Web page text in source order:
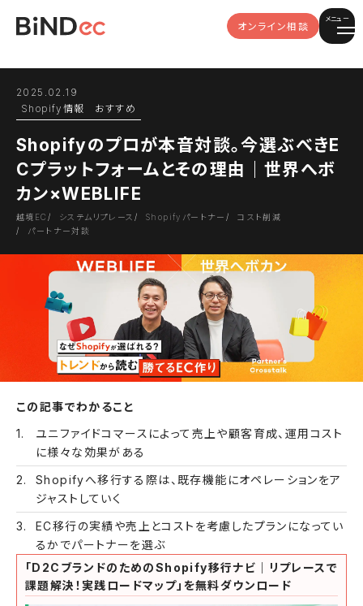
オンライン相談
メニュー
Shopify情報 おすすめ
2025.02.19
Shopifyのプロが本音対談。今選ぶべきE
Cプラットフォームとその理由｜世界へボ
カン×WEBLIFE
越境EC システムリプレース Shopifyパートナー
コスト削減
パートナー対談
この記事でわかること
ユニファイドコマースによって売上や顧客育成、運用コスト
に様々な効果がある
Shopifyへ移行する際は、既存機能にオペレーションをア
ジャストしていく
EC移行の実績や売上とコストを考慮したプランになってい
るかでパートナーを選ぶ
「D2CブランドのためのShopify移行ナビ｜リプレースで
課題解決！実践ロードマップ」を無料ダウンロード